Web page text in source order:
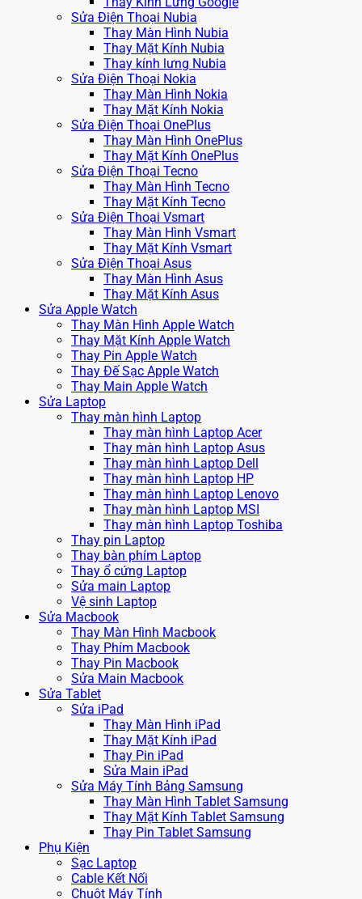
Sửa Điện Thoại Nubia
Thay Màn Hình Nubia
Thay Mặt Kính Nubia
Thay kính lưng Nubia
Sửa Điện Thoại Nokia
Thay Màn Hình Nokia
Thay Mặt Kính Nokia
Sửa Điện Thoại OnePlus
Thay Màn Hình OnePlus
Thay Mặt Kính OnePlus
Sửa Điện Thoại Tecno
Thay Màn Hình Tecno
Thay Mặt Kính Tecno
Sửa Điện Thoại Vsmart
Thay Màn Hình Vsmart
Thay Mặt Kính Vsmart
Sửa Điện Thoại Asus
Thay Màn Hình Asus
Thay Mặt Kính Asus
Sửa Apple Watch
Thay Màn Hình Apple Watch
Thay Mặt Kính Apple Watch
Thay Pin Apple Watch
Thay Đế Sạc Apple Watch
Thay Main Apple Watch
Sửa Laptop
Thay màn hình Laptop
Thay màn hình Laptop Acer
Thay màn hình Laptop Asus
Thay màn hình Laptop Dell
Thay màn hình Laptop HP
Thay màn hình Laptop Lenovo
Thay màn hình Laptop MSI
Thay màn hình Laptop Toshiba
Thay pin Laptop
Thay bàn phím Laptop
Thay ổ cứng Laptop
Sửa main Laptop
Vệ sinh Laptop
Sửa Macbook
Thay Màn Hình Macbook
Thay Phím Macbook
Thay Pin Macbook
Sửa Main Macbook
Sửa Tablet
Sửa iPad
Thay Màn Hình iPad
Thay Mặt Kính iPad
Thay Pin iPad
Sửa Main iPad
Sửa Máy Tính Bảng Samsung
Thay Màn Hình Tablet Samsung
Thay Mặt Kính Tablet Samsung
Thay Pin Tablet Samsung
Phụ Kiện
Sạc Laptop
Cable Kết Nối
Chuột Máy Tính